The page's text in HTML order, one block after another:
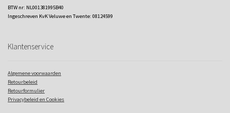
BTW nr: NL001381995B40
Ingeschreven KvK Veluwe en Twente: 08124599
Klantenservice
Algemene voorwaarden
Retourbeleid
Retourformulier
Privacybeleid en Cookies